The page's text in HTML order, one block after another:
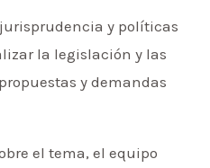
y políticas
la legislación y las
y demandas
el tema, el equipo